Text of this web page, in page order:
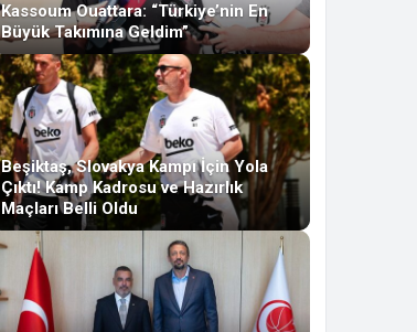
Kassoum Ouattara: “Türkiye’nin En
Büyük Takımına Geldim”
Beşiktaş, Slovakya Kampı İçin Yola
Çıktı! Kamp Kadrosu ve Hazırlık
Maçları Belli Oldu